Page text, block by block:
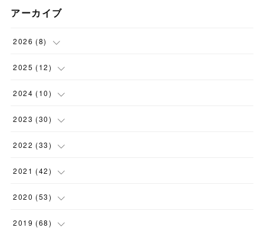
アーカイブ
2026 (8)
(1)
(3)
(1)
( 2 )
2025 (12)
(1)
(1)
(1)
( 1)
2024 (10)
(1)
(4)
(1)
(1 )
2023 (30)
(1)
(1)
(1)
(4 )
2022 (33)
(5)
(1)
(1)
2021 (42)
(1)
(2)
2020 (53)
(1)
2019 (68)